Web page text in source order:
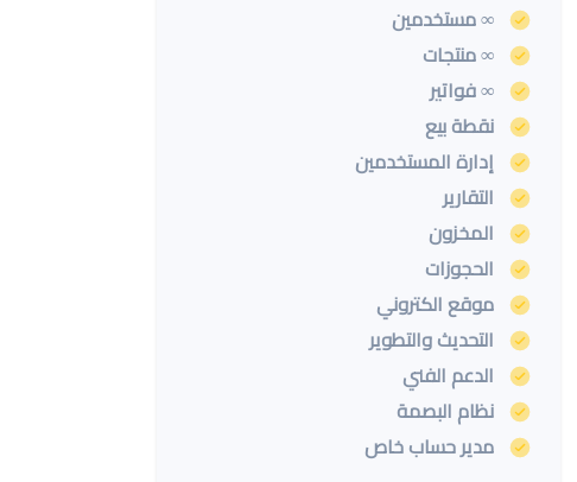
∞ مستخدمين
∞ منتجات
∞ فواتير
نقطة بيع
إدارة المستخدمين
التقارير
المخزون
الحجوزات
موقع الكتروني
التحديث والتطوير
الدعم الفني
نظام البصمة
مدير حساب خاص